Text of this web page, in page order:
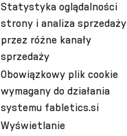
Statystyka oglądalności
strony i analiza sprzedaży
przez różne kanały
sprzedaży
Obowiązkowy plik cookie
wymagany do działania
systemu fabletics.si
Wyświetlanie